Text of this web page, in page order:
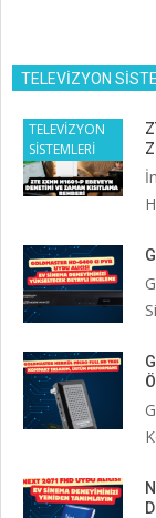
TELEVİZYON
TELEVİZYON
SİSTEMLERİ